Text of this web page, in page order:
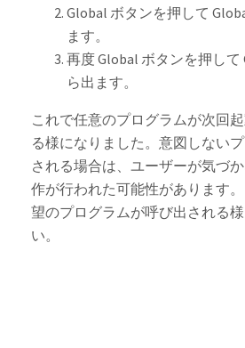
Global ボタンを押して
ます。
再度 Global ボタンを押し
ら出ます。
これで任意のプログラムが次回
る様になりました。意図しない
される場合は、ユーザーが気づ
作が行われた可能性があります
望のプログラムが呼び出される
い。